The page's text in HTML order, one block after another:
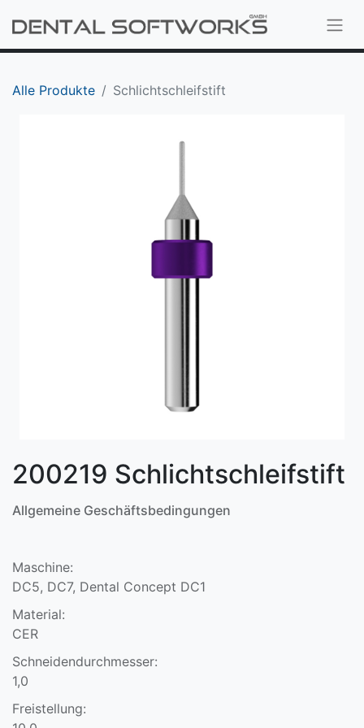
Alle Produkte Schlichtschleifstift
200219 Schlichtschleifstift
Allgemeine Geschäftsbedingungen
Maschine:
DC5, DC7, Dental Concept DC1
Material:
CER
Schneidendurchmesser:
1,0
Freistellung: